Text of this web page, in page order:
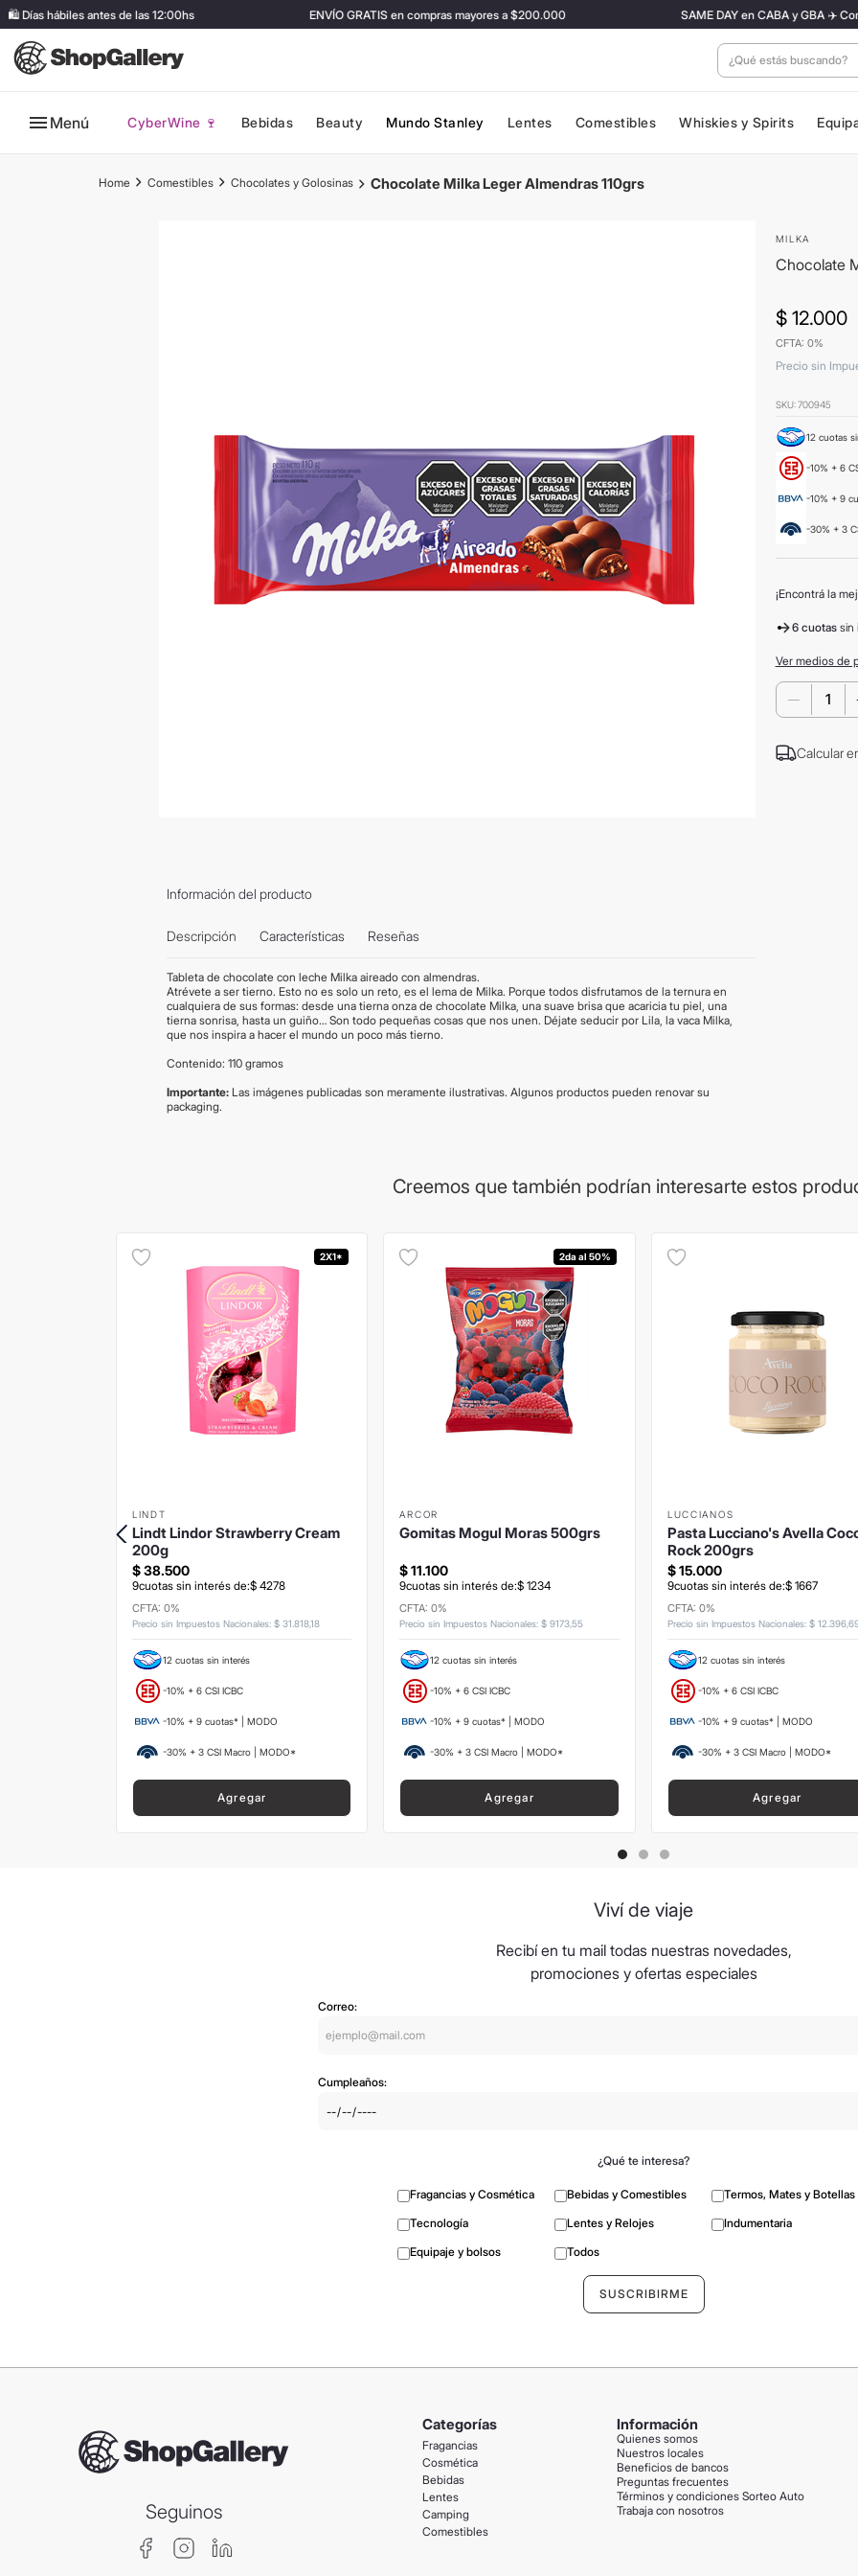
hábiles antes de las 12:00hs ENVÍO GRATIS en compras mayores a $200.000 SAME DAY en CABA y GBA ✈️ Con
¿Qué estás
Menú CyberWine 🍷 Bebidas Beauty Mundo Stanley Lentes Comestibles Whiskies y Spirits
Comestibles Chocolates y Golosinas Chocolate Milka Leger Almendras 110grs
Información del producto
Descripción Características Reseñas
Tableta de chocolate con leche Milka aireado con almendras.
Atrévete a ser tierno. Esto no es solo un reto, es el lema de Milka. Porque todos disfrutamos de la ternura en
cualquiera de sus formas: desde una tierna onza de chocolate Milka, una suave brisa que acaricia tu piel, una
tierna sonrisa, hasta un guiño… Son todo pequeñas cosas que nos unen. Déjate seducir por Lila, la vaca Milka,
que nos inspira a hacer el mundo un poco más tierno.
Contenido: 110 gramos
Importante: Las imágenes publicadas son meramente ilustrativas. Algunos productos pueden renovar su
packaging.
MILKA
Chocolate
$ 12.000
CFTA: 0%
Precio sin
SKU:700945
12 cuotas
-10% + 6
-10% + 9
-30% + 3
¡Encontrá la
6 cuotas sin
Ver medios de
－
Calcular
Creemos que también podrían interesarte estos
2X1*
LINDT
Lindt Lindor Strawberry Cream
200g
$38.500
9cuotas sin interés de:$ 4278
CFTA: 0%
Precio sin Impuestos Nacionales: $ 31 818,18
12 cuotas sin interés
-10% + 6 CSI ICBC
-10% + 9 cuotas* | MODO
-30% + 3 CSI Macro | MODO*
Agregar
2da al 50%
ARCOR
Gomitas Mogul Moras 500grs
$ 11.100
9cuotas sin interés de:$ 1234
CFTA: 0%
Precio sin Impuestos Nacionales:$ 9173,55
12 cuotas sin interés
-10% + 6 CSI ICBC
-10% + 9 cuotas* | MODO
-30% + 3 CSI Macro | MODO*
Agregar
LUCCIANOS
Pasta Lucciano's Avella
Rock 200grs
$15.000
9cuotas sin interés de:$ 1667
CFTA: 0%
Precio sin Impuestos Nacionales: $ 12 396,
12 cuotas sin interés
-10% + 6 CSI ICBC
-10% + 9 cuotas* | MODO
-30% + 3 CSI Macro | MODO*
Agregar
Viví de viaje
Recibí en tu mail todas nuestras novedades,
promociones y ofertas especiales
Correo:
Cumpleaños:
¿Qué te interesa?
Fragancias y Cosmética Bebidas y Comestibles
Termos, Mates y Botellas
Tecnología
Lentes y Relojes
Indumentaria
Equipaje y bolsos
Todos
Seguinos
Categorías
Fragancias
Cosmética
Bebidas
Lentes
Camping
Comestibles
Información
Quienes somos
Nuestros locales
Beneficios de bancos
Preguntas frecuentes
Términos y condiciones Sorteo Auto
Trabaja con nosotros